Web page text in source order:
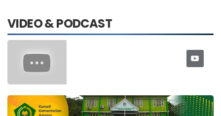
VIDEO & PODCAST